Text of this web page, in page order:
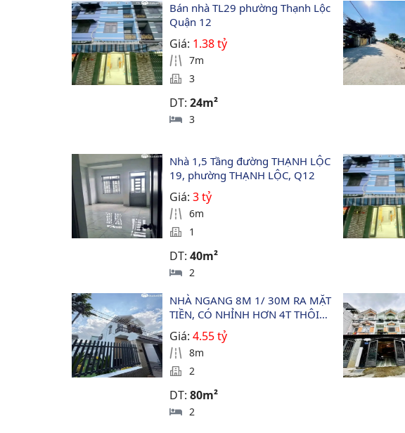
Bán nhà TL29 phường Thạnh Lộc
Quận 12
Giá: 1.38 tỷ
7m
3
DT:24m²
3
Nhà 1,5 Tầng đường THẠNH LỘC
19, phường THẠNH LỘC, Q12
Giá:3 tỷ
6m
1
DT:40m²
2
NHÀ NGANG 8M 1/ 30M RA MẶT
TIỀN, CÓ NHỈNH HƠN 4T THÔI…
Giá:4.55 tỷ
8m
2
DT:80m²
2